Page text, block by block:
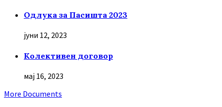
Oдлука за Пасишта 2023
јуни 12, 2023
Колективен договор
мај 16, 2023
More Documents